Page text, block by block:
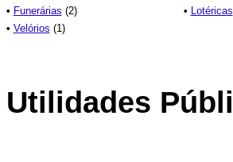
• Funerárias (2) • Lotéricas
• Velórios (1)
Utilidades